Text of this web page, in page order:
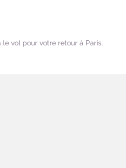
vol pour votre retour à Paris.